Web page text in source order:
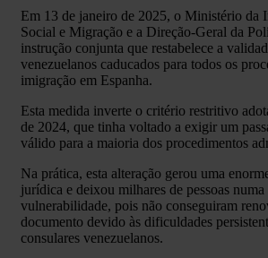
Em 13 de janeiro de 2025, o Ministério da
Social e Migração e a Direção-Geral da
instrução conjunta que restabelece a
venezuelanos caducados para todos os
imigração em Espanha.
Esta medida inverte o critério restritivo
de 2024, que tinha voltado a exigir um
válido para a maioria dos procedimentos
Na prática, esta alteração gerou uma
jurídica e deixou milhares de pessoas numa
vulnerabilidade, pois não conseguiram
documento devido às dificuldades
consulares venezuelanos.